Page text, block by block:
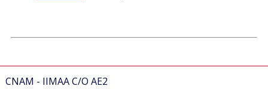
CNAM - IIMAA C/O AE2